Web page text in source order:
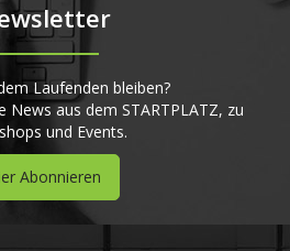
Laufenden bleiben?
News aus dem STARTPLATZ, zu
und Events.
Abonnieren